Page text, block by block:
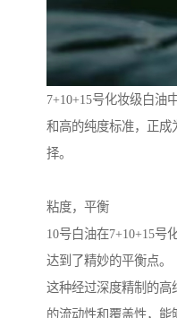
7+10+15号化妆级白油
和高的纯度标准，正成
择。
粘度，平衡
10号白油在7+10+15号
达到了精妙的平衡点。
这种经过深度精制的高
的流动性和覆盖性，